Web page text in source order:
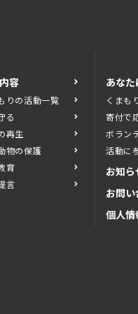
容
りの活動一覧
る
再生
物の保護
育
言
あな
くまも
寄付で
ボラン
活動に
お知ら
お問
個人